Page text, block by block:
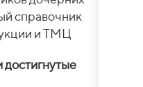
справочник
и ТМЦ